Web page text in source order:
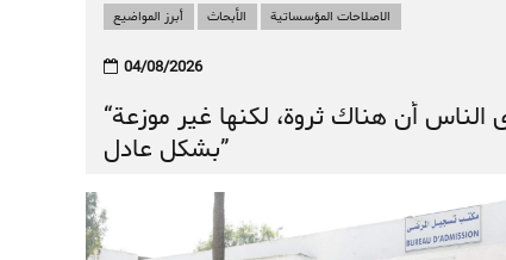
كيف نتجاوز “مغرب السرعتين”؟
أبرز المواضيع الأبحاث الاصلاحات المؤسساتية
04/08/2026
“يرى الناس أن هناك ثروة، لكنها غير موزعة
بشكل عادل”